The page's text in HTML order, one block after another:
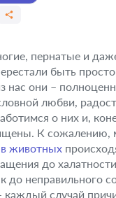
пернатые и
быть
нас они –
любви,
о них и,
К сожалению,
животных
до
до неправильного
каждый случай